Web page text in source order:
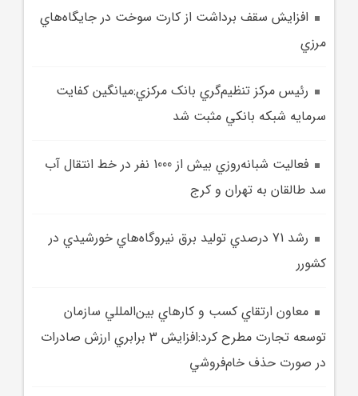
افزايش سقف برداشت از کارت سوخت در جايگاه‌هاي
مرزي
رئيس مرکز تنظيم‌گري بانک مرکزي:ميانگين کفايت
سرمايه شبکه بانکي مثبت شد
فعاليت شبانه‌روزي بيش از 1000 نفر در خط انتقال آب
سد طالقان به تهران و کرج
رشد 71 درصدي توليد برق نيروگاه‌هاي خورشيدي در
کشورر
معاون ارتقاي کسب‌ و کارهاي بين‌المللي سازمان
توسعه تجارت مطرح کرد:افزايش 3 برابري ارزش صادرات
در صورت حذف خام‌فروشي